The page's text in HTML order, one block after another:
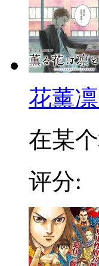
花薰
在某
评分: